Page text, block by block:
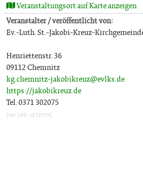
Veranstaltungsort auf Karte anzeigen
Veranstalter / veröffentlicht von:
Ev.-Luth. St.-Jakobi-Kreuz-
Henriettenstr. 36
09112 Chemnitz
kg.chemnitz-jakobikreuz@evlks.de
https://jakobikreuz.de
Tel. 0371 302075
[vid: 168 - id 53799]